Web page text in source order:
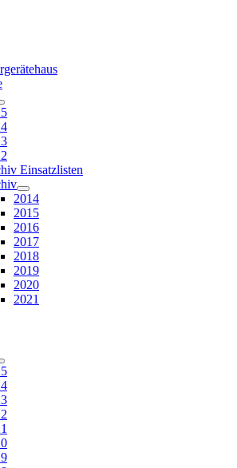
Einsatzlisten
2014
2015
2016
2017
2018
2019
2020
2021